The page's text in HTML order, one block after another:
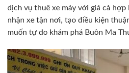
dịch vụ thuê xe máy với giá cả
nhận xe tận nơi, tạo điều kiện
muốn tự do khám phá Buôn Ma